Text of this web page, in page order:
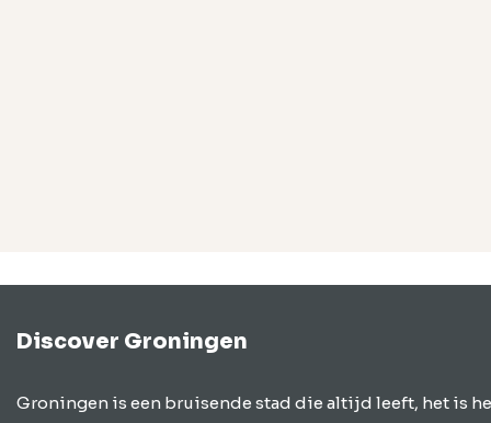
Discover Groningen
Groningen is een bruisende stad die altijd leeft, het is